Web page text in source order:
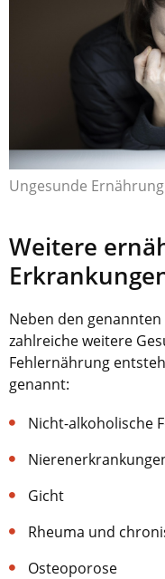
Ungesunde
Weitere
Neben den
zahlreiche weitere
Fehlernährung
genannt:
Nicht-alkoholische
Gicht
Rheuma und
Osteoporose